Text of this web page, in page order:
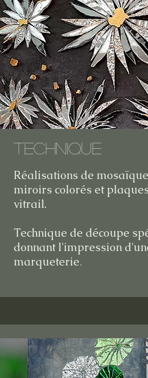
Technique
Réalisations de
miroirs colorés et
vitrail.
Technique de découpe
donnant l'impression
marqueterie.